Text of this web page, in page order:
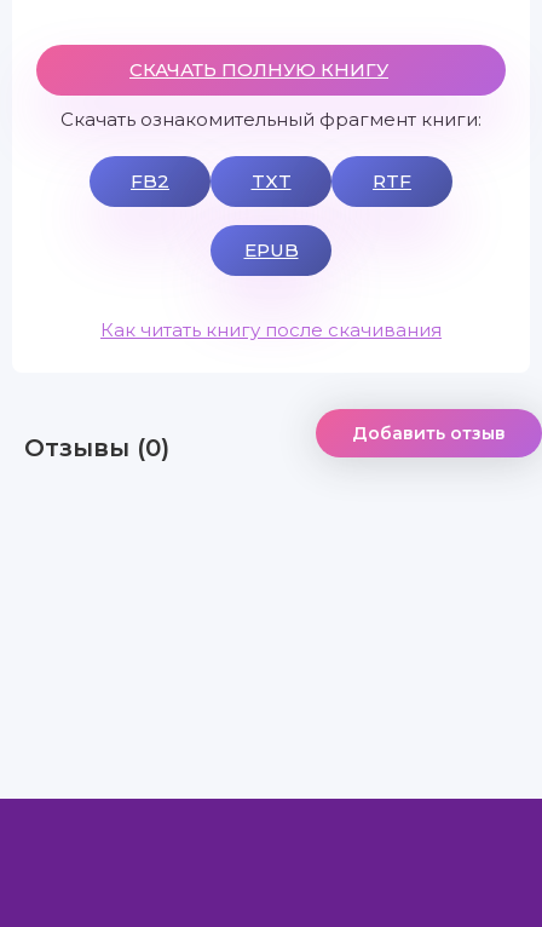
СКАЧАТЬ ПОЛНУЮ КНИГУ
Скачать ознакомительный фрагмент книги:
FB2 TXT RTF
EPUB
Как читать книгу после скачивания
Отзывы (0) Добавить отзыв